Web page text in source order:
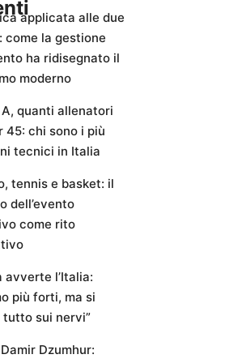
applicata alle due
come la gestione
ha ridisegnato il
moderno
quanti allenatori
45: chi sono i più
tecnici in Italia
tennis e basket: il
dell’evento
come rito
avverte l’Italia:
più forti, ma si
tutto sui nervi”
Dzumhur: